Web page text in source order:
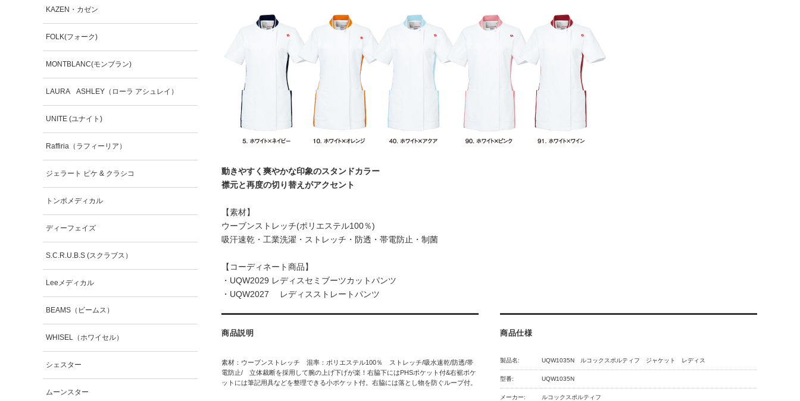
動きやすく爽やかな印象のスタンドカラー
襟元と再度の切り替えがアクセント
【素材】
ウーブンストレッチ(ポリエステル100％)
吸汗速乾・工業洗濯・ストレッチ・防透・帯電防止・制菌
【コーディネート商品】
・ UQW2029 レディスセミブーツカットパンツ
・ UQW2027 レディスストレートパンツ
商品説明
素材：ウーブンストレッチ 混率：ポリエステル100％ ストレッチ/吸水速乾/防透/帯
電防止/ 立体裁断を採用して腕の上げ下げが楽！右脇下にはPHSポケット付&右裾ポケ
ットには筆記用具などを整理できる小ポケット付。右脇には落とし物を防ぐループ付。
商品仕様
製品名: UQW1035N ルコックスポルティフ ジャケット レディス
型番: UQW1035N
メーカー: ルコックスポルティフ
KAZEN・カゼン
FOLK(フォーク)
MONTBLANC(モンブラン)
LAURA ASHLEY（ローラ アシュレイ）
UNITE (ユナイト)
Raffiria（ラフィーリア）
ジェラート ピケ & クラシコ
トンボメディカル
ディーフェイズ
S.C.R.U.B.S (スクラブス）
Leeメディカル
BEAMS（ビームス）
WHISEL（ホワイセル）
シェスター
ムーンスター